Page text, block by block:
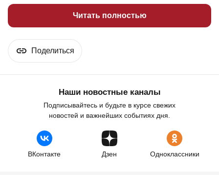
Читать полностью
Поделиться
Наши новостные каналы
Подписывайтесь и будьте в курсе свежих
новостей и важнейших событиях дня.
ВКонтакте Дзен Одноклассники